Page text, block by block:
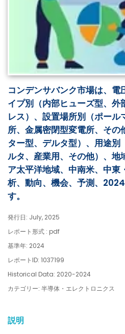
コンデンサバンク市場は、電
イプ別（内部ヒューズ型、外
レス）、設置場所別（ポー
所、金属密閉型変電所、その
ター型、デルタ型）、用途別
ルタ、産業用、その他）、地
ア太平洋地域、中南米、中
析、動向、機会、予測、
す。
発行日: July, 2025
レポート形式 : pdf
基準年: 2024
レポートID: 1037199
Historical Data: 2020-2024
カテゴリー: 半導体・エレクトロニクス
説明